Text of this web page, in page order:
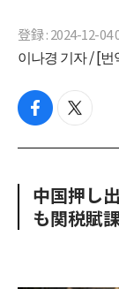
登録 : 2024-12-04
이나경 기자 / [
f
c
o
o
t
i
e
r
中国押し
も関税賦